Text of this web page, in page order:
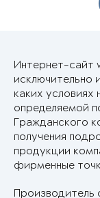
Интернет-сайт
исключительно
каких условиях
определяемой
Гражданского
получения
продукции
фирменные
Производитель